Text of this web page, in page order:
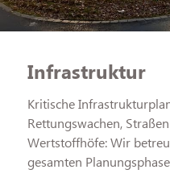
Infrastruktur
Kritische
Rettungswachen,
Wertstoffhöfe: Wir
gesamten